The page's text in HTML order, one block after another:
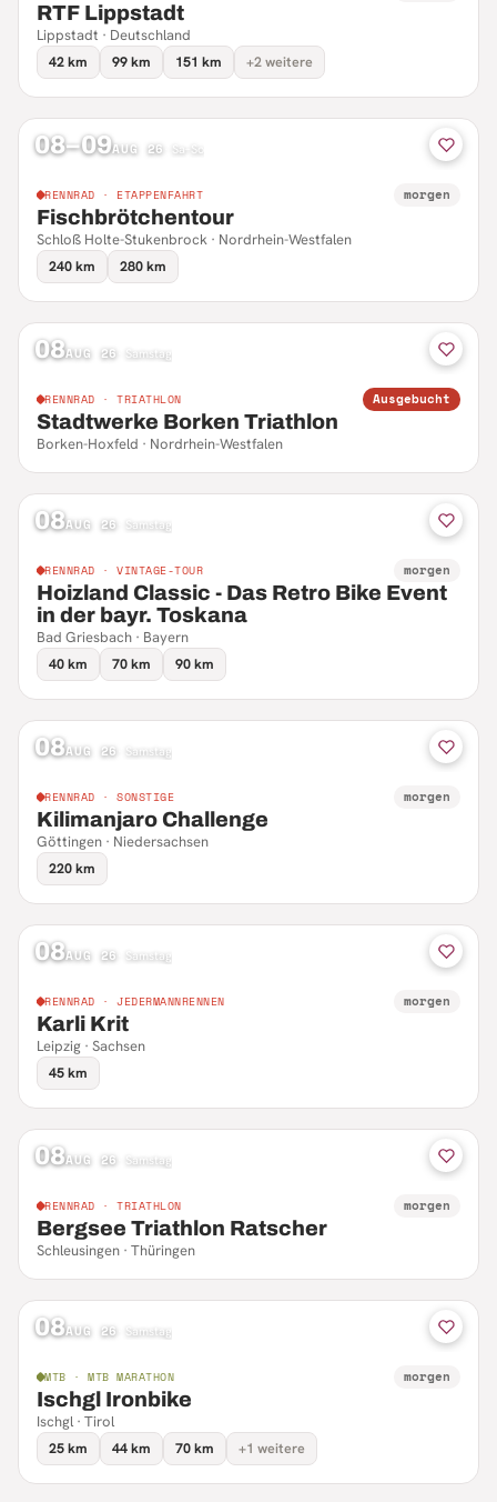
RTF Lippstadt
Lippstadt · Deutschland
42 km
99 km 151 km +2 weitere
08–09AUG 26 Sa–So
RENNRAD · ETAPPENFAHRT morgen
Fischbrötchentour
Schloß Holte-Stukenbrock · Nordrhein-Westfalen
240 km
280 km
08AUG 26 Samstag
RENNRAD · TRIATHLON Ausgebucht
Stadtwerke Borken Triathlon
Borken-Hoxfeld · Nordrhein-Westfalen
08AUG 26 Samstag
RENNRAD · VINTAGE-TOUR morgen
Hoizland Classic - Das Retro Bike Event
in der bayr. Toskana
Bad Griesbach · Bayern
40 km
70 km 90 km
08AUG 26 Samstag
RENNRAD · SONSTIGE morgen
Kilimanjaro Challenge
Göttingen · Niedersachsen
220 km
08AUG 26 Samstag
RENNRAD · JEDERMANNRENNEN morgen
Karli Krit
Leipzig · Sachsen
45 km
08AUG 26 Samstag
RENNRAD · TRIATHLON morgen
Bergsee Triathlon Ratscher
Schleusingen · Thüringen
08AUG 26 Samstag
MTB · MTB MARATHON morgen
Ischgl Ironbike
Ischgl · Tirol
25 km
44 km 70 km +1 weitere